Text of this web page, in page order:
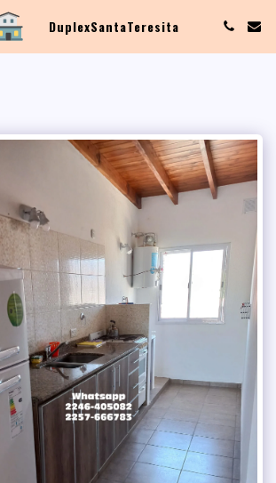
Duplex Santa Teresita